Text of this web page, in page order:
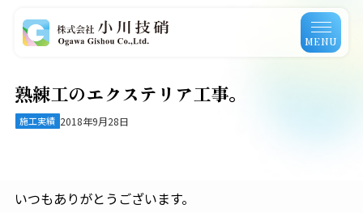
MENU
熟練工のエクステリア工事。
施工実績 2018年9月28日
いつもありがとうございます。